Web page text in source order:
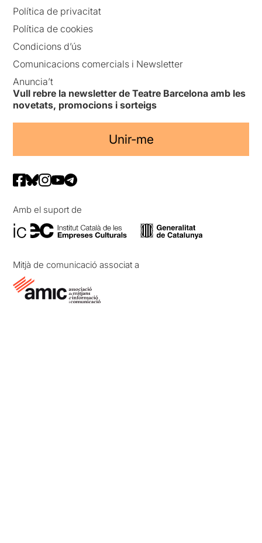
Política de privacitat
Política de cookies
Condicions d’ús
Comunicacions comercials i Newsletter
Anuncia’t
Vull rebre la newsletter de Teatre Barcelona amb les
novetats, promocions i sorteigs
Unir-me
Amb el suport de
Mitjà de comunicació associat a